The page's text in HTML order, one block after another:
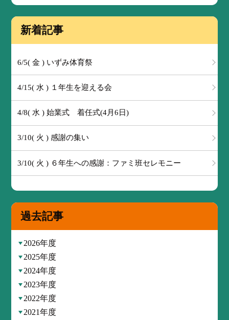
新着記事
6/5( 金 ) いずみ体育祭
4/15( 水 ) １年生を迎える会
4/8( 水 ) 始業式 着任式(4月6日)
3/10( 火 ) 感謝の集い
3/10( 火 ) ６年生への感謝：ファミ班セレモニー
過去記事
2026年度
2025年度
2024年度
2023年度
2022年度
2021年度